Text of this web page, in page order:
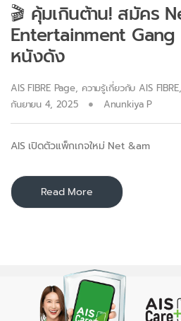
🎬 คุ้มเกินต้าน! สมัคร
Entertainment
หนังดัง
AIS FIBRE Page, ความรู้เกี่ยวกับ AIS FIBRE,
กันยายน 4, 2025
Anunkiya P
AIS เปิดตัวแพ็กเกจใหม่ Net &am
Read More